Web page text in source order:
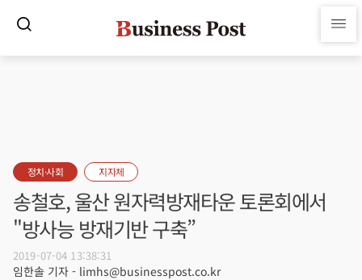
정치·사회 지자체
송철호, 울산 원자력방재타운 토론회에서
"방사능 방재기반 구축”
2019-07-04 13:38:31
임한솔 기자 - limhs@businesspost.co.kr